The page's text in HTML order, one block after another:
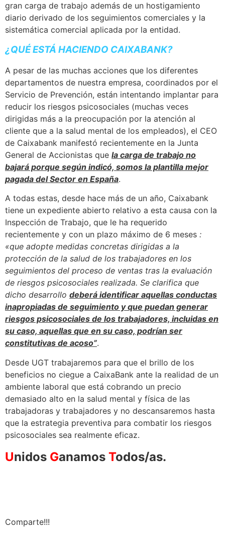
gran carga de trabajo además de un hostigamiento
diario derivado de los seguimientos comerciales y la
sistemática comercial aplicada por la entidad.
¿QUÉ ESTÁ HACIENDO CAIXABANK?
A pesar de las muchas acciones que los diferentes
departamentos de nuestra empresa, coordinados por el
Servicio de Prevención, están intentando implantar para
reducir los riesgos psicosociales (muchas veces
dirigidas más a la preocupación por la atención al
cliente que a la salud mental de los empleados), el CEO
de Caixabank manifestó recientemente en la Junta
General de Accionistas que la carga de trabajo no
bajará porque según indicó, somos la plantilla mejor
pagada del Sector en España.
A todas estas, desde hace más de un año, Caixabank
tiene un expediente abierto relativo a esta causa con la
Inspección de Trabajo, que le ha requerido
recientemente y con un plazo máximo de 6 meses :
«que adopte medidas concretas dirigidas a la
protección de la salud de los trabajadores en los
seguimientos del proceso de ventas tras la evaluación
de riesgos psicosociales realizada. Se clarifica que
dicho desarrollo deberá identificar aquellas conductas
inapropiadas de seguimiento y que puedan generar
riesgos psicosociales de los trabajadores, incluidas en
su caso, aquellas que en su caso, podrían ser
constitutivas de acoso”.
Desde UGT trabajaremos para que el brillo de los
beneficios no ciegue a CaixaBank ante la realidad de un
ambiente laboral que está cobrando un precio
demasiado alto en la salud mental y física de las
trabajadoras y trabajadores y no descansaremos hasta
que la estrategia preventiva para combatir los riesgos
psicosociales sea realmente eficaz.
Unidos Ganamos Todos/as.
Comparte!!!